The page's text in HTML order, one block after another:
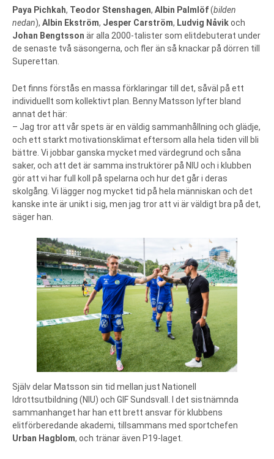
Paya Pichkah, Teodor Stenshagen, Albin Palmlöf(bilden
nedan), Albin Ekström, Jesper Carström, Ludvig Nåvikoch
Johan Bengtsson är alla 2000-talister som elitdebuterat under
de senaste två säsongerna, och fler än så knackar på dörren till
Superettan.
Det finns förstås en massa förklaringar till det, såväl på ett
individuellt som kollektivt plan. Benny Matsson lyfter bland
annat det här:
– Jag tror att vår spets är en väldig sammanhållning och glädje,
och ett starkt motivationsklimat eftersom alla hela tiden vill bli
bättre. Vi jobbar ganska mycket med värdegrund och såna
saker, och att det är samma instruktörer på NIU och i klubben
gör att vi har full koll på spelarna och hur det går i deras
skolgång. Vi lägger nog mycket tid på hela människan och det
kanske inte är unikt i sig, men jag tror att vi är väldigt bra på det,
säger han.
Själv delar Matsson sin tid mellan just Nationell
Idrottsutbildning (NIU) och GIF Sundsvall. I det sistnämnda
sammanhanget har han ett brett ansvar för klubbens
elitförberedande akademi, tillsammans med sportchefen
Urban Hagblom, och tränar även P19-laget.